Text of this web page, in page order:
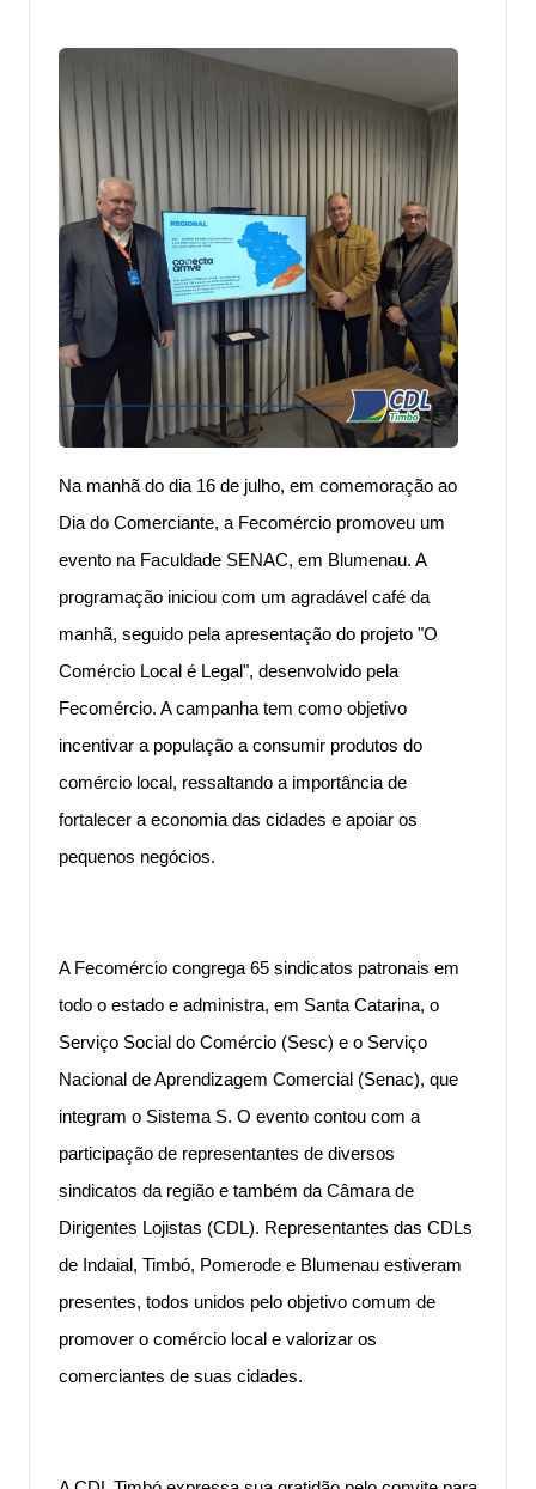
Na manhã do dia 16 de julho, em comemoração ao
Dia do Comerciante, a Fecomércio promoveu um
evento na Faculdade SENAC, em Blumenau. A
programação iniciou com um agradável café da
manhã, seguido pela apresentação do projeto "O
Comércio Local é Legal", desenvolvido pela
Fecomércio. A campanha tem como objetivo
incentivar a população a consumir produtos do
comércio local, ressaltando a importância de
fortalecer a economia das cidades e apoiar os
pequenos negócios.
A Fecomércio congrega 65 sindicatos patronais em
todo o estado e administra, em Santa Catarina, o
Serviço Social do Comércio (Sesc) e o Serviço
Nacional de Aprendizagem Comercial (Senac), que
integram o Sistema S. O evento contou com a
participação de representantes de diversos
sindicatos da região e também da Câmara de
Dirigentes Lojistas (CDL). Representantes das CDLs
de Indaial, Timbó, Pomerode e Blumenau estiveram
presentes, todos unidos pelo objetivo comum de
promover o comércio local e valorizar os
comerciantes de suas cidades.